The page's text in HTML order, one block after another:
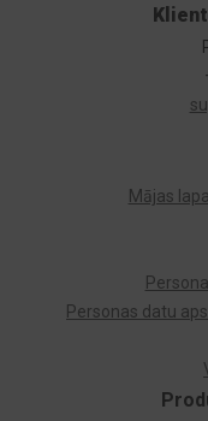
Mājas
Personas datu